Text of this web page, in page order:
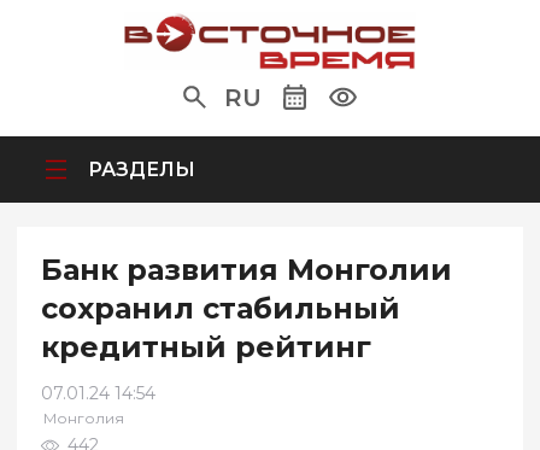
RU
РАЗДЕЛЫ
Банк развития Монголии
сохранил стабильный
кредитный рейтинг
07.01.24 14:54
Монголия